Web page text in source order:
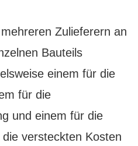
Zulieferern an
Bauteils
einem für die
für die
und einem für die
versteckten Kosten